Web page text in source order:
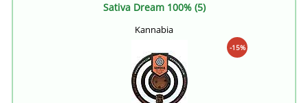
Sativa Dream 100% (5)
Kannabia
-15%